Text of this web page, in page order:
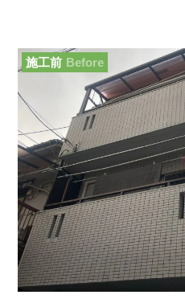
施工前 Before